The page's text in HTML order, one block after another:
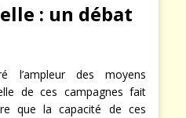
: un débat
l’ampleur des moyens
de ces campagnes fait
que la capacité de ces